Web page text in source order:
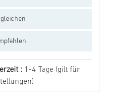
: 1-4 Tage (gilt für